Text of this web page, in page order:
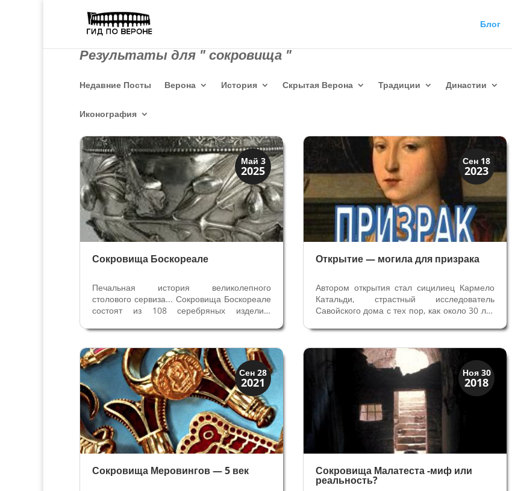
Блог
Результаты для " сокровища "
Недавние Посты Верона История Скрытая Верона Традиции Династии
Иконография
Май 3
2025
История
Клады и медали
Сокровища Боскореале
Печальная история великолепного
столового сервиза... Сокровища Боскореале
состоят из 108 серебряных изделий,
купленных французскими коллекционерами,
которые затем передали их в дар музею
Лувра в Париже. Барон Эдмонд Джеймс де
Ротшильд,...
Сен 28
2021
История
Клады и медали
Сокровища Меровингов — 5 век
Сен 18
2023
История
Открытия
Открытие — могила для призрака
Автором открытия стал сицилиец Кармело
Катальди, страстный исследователь
Савойского дома с тех пор, как около 30 лет
Боной Савойской была неизбежна:
герцогиня была одной из самых интересных
фигур среди принцесс Савойского дома...
Ноя 30
2018
История
Клады и медали
Сокровища Малатеста -миф или
реальность?